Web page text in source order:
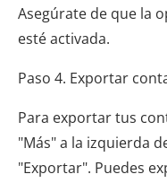
Asegúrate de que la
esté activada.
Paso 4. Exportar
Para exportar tus
"Más" a la izquierda
"Exportar". Puedes